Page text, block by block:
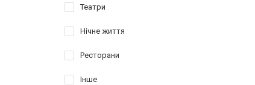
Театри
Нічне життя
Ресторани
Інше